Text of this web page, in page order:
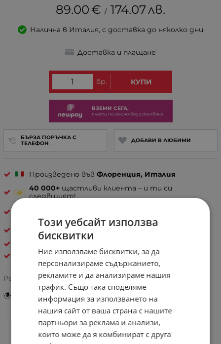
89.00€ / 174.07лв.
Налична в Италия, с доставка до няколко дни
Доставка и плащане
Инструкции за грижа и поддръжка
бр. КУПИ
ВЗЕМИ СЕГА,
плати по-късно без оскъпвяне
БЪРЗА ПОРЪЧКА С
ТЕЛЕФОН
ДОБАВИ В ЛЮБИМИ
Произведено във Флоренция, Италия
40 000+ щастливи клиента – и ти си
следвщият!
Естествена кожа
Pelletteria Italia
Рейтинг:
Информация
Този уебсайт използва
бисквитки
Ние използваме бисквитки, за да
персонализираме съдържанието,
рекламите и да анализираме нашия
трафик. Също така споделяме
информация за използването на
нашия сайт от ваша страна с нашите
партньори за реклама и анализи,
които може да я комбинират с друга